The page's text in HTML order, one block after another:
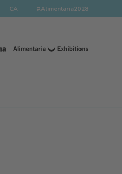
CA #Alimentaria2028